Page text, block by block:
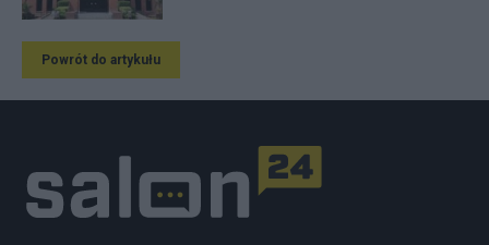
Powrót do artykułu